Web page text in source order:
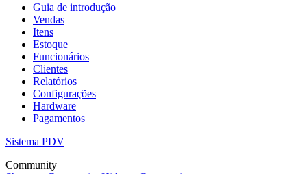
Guia de introdução
Vendas
Itens
Estoque
Funcionários
Clientes
Relatórios
Configurações
Hardware
Pagamentos
Sistema PDV
Community